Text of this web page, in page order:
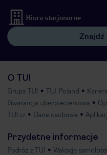
Biura stacjonarne
Znajdź
O TUI
Grupa TUI TUI Poland Kariera
Gwarancja ubezpieczeniowa
TUI.cz
Dane osobowe
Przydatne informacje
Podróż z TUI Wakacje